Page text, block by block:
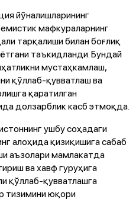
йўналишларининг
мафкураларнинг
тарқалиши билан боғлиқ
таъкидланди. Бундай
мустаҳкамлаш,
қўллаб-қувватлаш ва
қаратилган
долзарблик касб этмоқда.
ушбу соҳадаги
алоҳида қизиқишига сабаб
аъзолари мамлакатда
ва хавф гуруҳига
қўллаб-қувватлашга
тизимини юқори